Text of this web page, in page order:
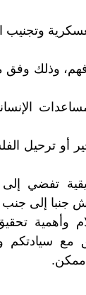
وذلك وفق
أو ترحيل
تفضي إلى
وأهمية
مع
ممكن.